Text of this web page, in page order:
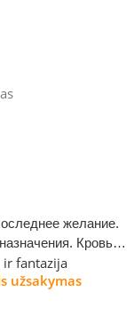
желание.
Кровь
Презрения
ir fantazija
užsakymas